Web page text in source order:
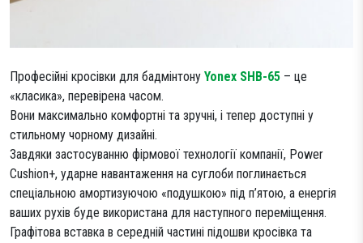
Професійні кросівки для бадмінтону Yonex SHB-65 – це
«класика», перевірена часом.
Вони максимально комфортні та зручні, і тепер доступні у
стильному чорному дизайні.
Завдяки застосуванню фірмової технології компанії, Power
Cushion+, ударне навантаження на суглоби поглинається
спеціальною амортизуючою «подушкою» під п’ятою, а енергія
ваших рухів буде використана для наступного переміщення.
Графітова вставка в середній частині підошви кросівка та